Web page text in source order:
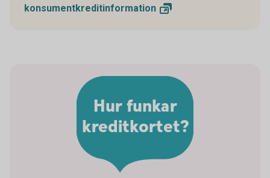
konsumentkreditinformation
Hur funkar
kreditkortet?